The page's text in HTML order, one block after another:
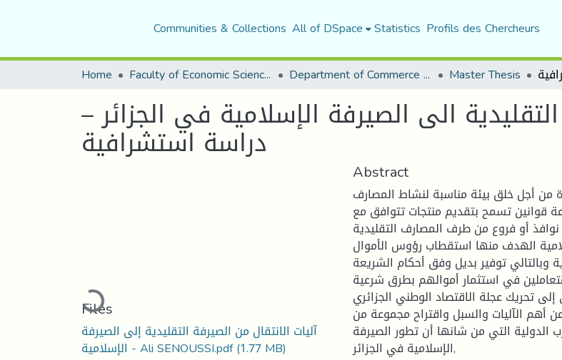
Communities & Collections All of DSpace Statistics Profils des Chercheurs
Home Faculty of Economic Sciences, Commerce and Management Sciences Department of Commerce Science Master Thesis
الى الصيرفة الإسلامية في الجزائر –
دراسة استشرافية
Loading...
Files
آليات الانتقال من الصيرفة التقليدية إلى الصيرفة
الإسلامية - Ali SENOUSSI.pdf(1.77 MB)
Abstract
من أجل خلق بيئة مناسبة لنشاط المصارف
قوانين تسمح بتقديم منتجات تتوافق مع
أو فروع من طرف المصارف التقليدية
الهدف منها استقطاب رؤوس الأموال
وبالتالي توفير بديل وفق أحكام الشريعة
في استثمار أموالهم بطرق شرعية
تحريك عجلة الاقتصاد الوطني الجزائري .
أهم الآليات والسبل واقتراح مجموعة من
الدولية التي من شانها أن تطور الصيرفة
الإسلامية في الجزائر,